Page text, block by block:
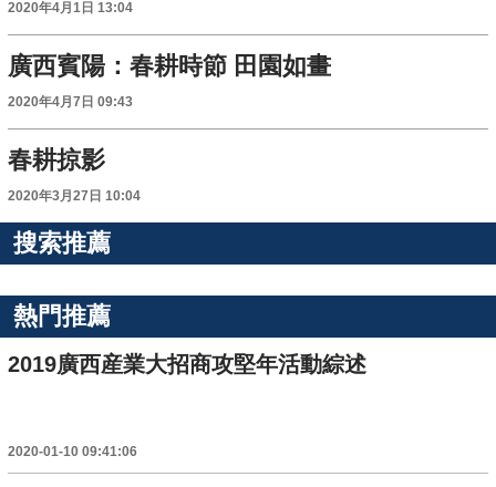
2020年4月1日 13:04
廣西賓陽：春耕時節 田園如畫
2020年4月7日 09:43
春耕掠影
2020年3月27日 10:04
搜索推薦
熱門推薦
2019廣西産業大招商攻堅年活動綜述
2020-01-10 09:41:06